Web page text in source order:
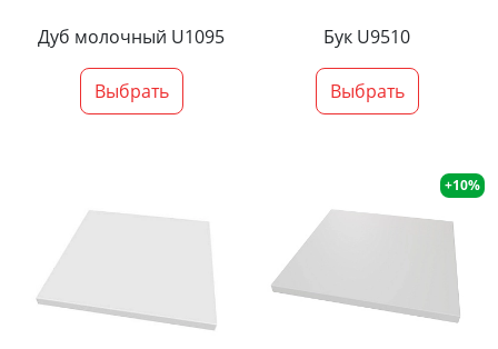
Дуб молочный U1095
Выбрать
Бук U9510
Выбрать
+10%